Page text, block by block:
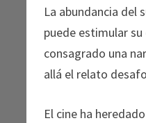
La abundancia del
puede estimular
consagrado una
allá el relato
El cine ha